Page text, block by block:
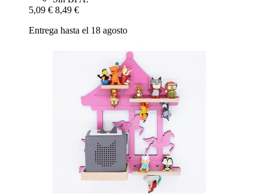
5,09 € 8,49 €
Entrega hasta el 18 agosto